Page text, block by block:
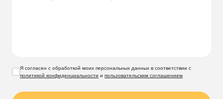
Я согласен с обработкой моих персональных данных в соответствии с
политикой конфиденциальности и пользовательским соглашением